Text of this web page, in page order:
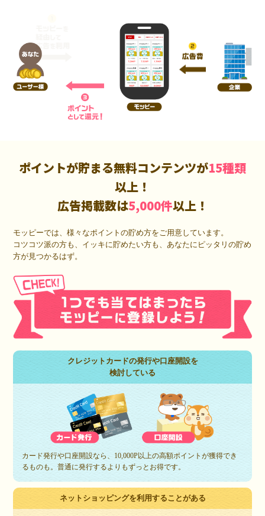
ポイントが貯まる無料コンテンツが15種類
以上！
広告掲載数は5,000件以上！
モッピーでは、様々なポイントの貯め方をご用意しています。
コツコツ派の方も、イッキに貯めたい方も、あなたにピッタリの貯め
方が見つかるはず。
クレジットカードの発行や口座開設を
検討している
カード発行や口座開設なら、10,000P以上の高額ポイントが獲得でき
るものも。普通に発行するよりもずっとお得です。
ネットショッピングを利用することがある